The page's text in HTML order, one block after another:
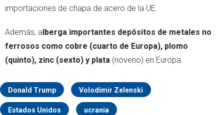
importaciones de chapa de acero de la UE.
Además, alberga importantes depósitos de metales no
ferrosos como cobre (cuarto de Europa), plomo
(quinto), zinc (sexto) y plata (noveno) en Europa.
Donald Trump Volodímir Zelenski
Estados Unidos ucrania